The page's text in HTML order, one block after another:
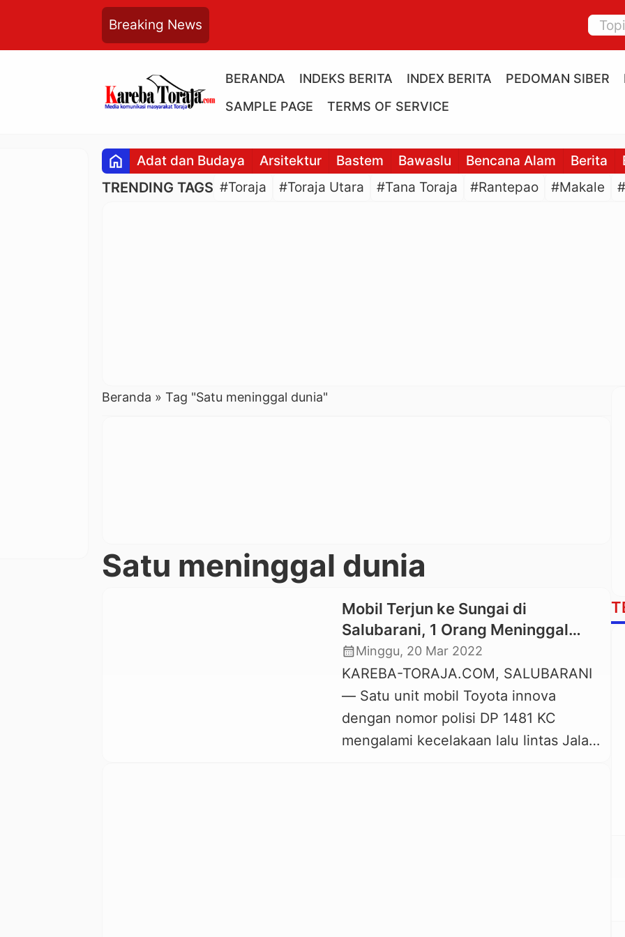
Breaking News
BERANDA INDEKS BERITA INDEX BERITA PEDOMAN SIBER
SAMPLE PAGE
TERMS OF SERVICE
home Adat dan Budaya Arsitektur Bastem Bawaslu Bencana Alam Berita
TRENDING TAGS #Toraja #Toraja Utara #Tana Toraja #Rantepao #Makale
Beranda » Tag "Satu meninggal dunia"
Satu meninggal dunia
Mobil Terjun ke Sungai di
Salubarani, 1 Orang Meninggal
Dunia, 1 Lainnya masih Hilang
calendar_monthMinggu, 20 Mar 2022
KAREBA-TORAJA.COM, SALUBARANI
— Satu unit mobil Toyota innova
dengan nomor polisi DP 1481 KC
mengalami kecelakaan lalu lintas Jalan